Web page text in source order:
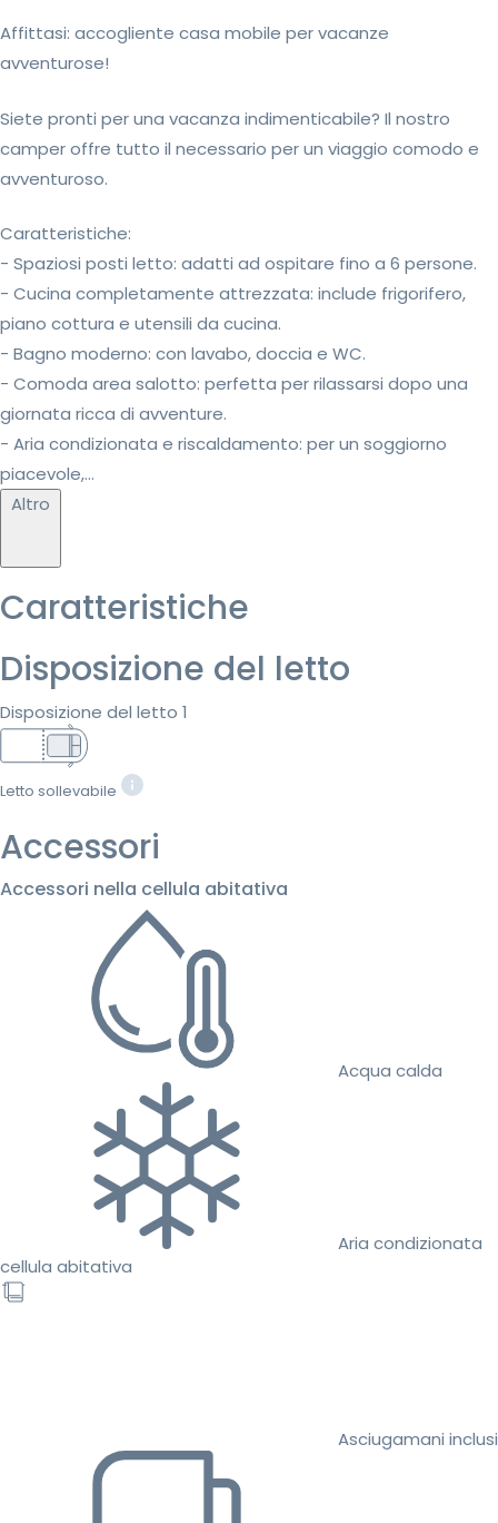
Affittasi: accogliente casa mobile per vacanze
avventurose!
Siete pronti per una vacanza indimenticabile? Il nostro
camper offre tutto il necessario per un viaggio comodo e
avventuroso.
Caratteristiche:
- Spaziosi posti letto: adatti ad ospitare fino a 6 persone.
- Cucina completamente attrezzata: include frigorifero,
piano cottura e utensili da cucina.
- Bagno moderno: con lavabo, doccia e WC.
- Comoda area salotto: perfetta per rilassarsi dopo una
giornata ricca di avventure.
- Aria condizionata e riscaldamento: per un soggiorno
piacevole,...
Altro
Caratteristiche
Disposizione del letto
Disposizione del letto 1
Letto sollevabile
Accessori
Accessori nella cellula abitativa
Acqua calda
Aria condizionata
cellula abitativa
Asciugamani inclusi